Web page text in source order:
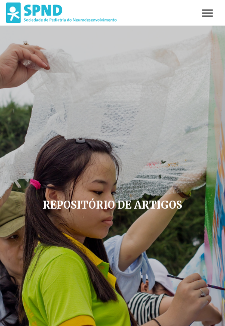
REPOSITÓRIO DE ARTIGOS